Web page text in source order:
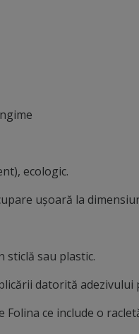
ecologic.
uşoară la
sticlă sau plastic.
datorită adezivului
ce include o